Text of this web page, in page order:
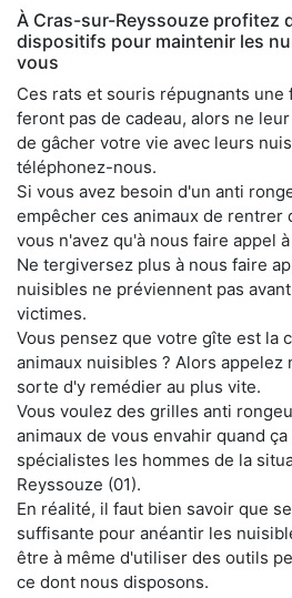
À Cras-sur-Reyssouze profitez
dispositifs pour maintenir les
vous
Ces rats et souris répugnants une
feront pas de cadeau, alors ne
de gâcher votre vie avec leurs
téléphonez-nous.
Si vous avez besoin d'un anti
empêcher ces animaux de rentrer
vous n'avez qu'à nous faire appel
Ne tergiversez plus à nous faire
nuisibles ne préviennent pas
victimes.
Vous pensez que votre gîte est la
animaux nuisibles ? Alors appelez
sorte d'y remédier au plus vite.
Vous voulez des grilles anti
animaux de vous envahir quand
spécialistes les hommes de la
Reyssouze (01).
En réalité, il faut bien savoir que
suffisante pour anéantir les
être à même d'utiliser des outils
ce dont nous disposons.